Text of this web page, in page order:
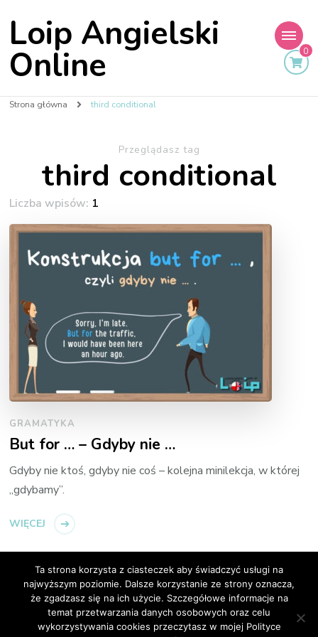
Loip Angielski
Online 0
Strona główna third conditional
Przeglądasz tag
third conditional
Liczba wpisów: 1
GRAMATYKA
But for … – Gdyby nie …
Gdyby nie ktoś, gdyby nie coś – kolejna minilekcja, w której
„gdybamy”.
WIĘCEJ
© Copyright 2026Loip Angielski Online. All Rights
Ta strona korzysta z ciasteczek aby świadczyć usługi na
najwyższym poziomie. Dalsze korzystanie ze strony oznacza,
że zgadzasz się na ich użycie. Szczegółowe informacje na
temat przetwarzania danych osobowych oraz celu
wykorzystywania cookies przeczytasz w mojej Polityce